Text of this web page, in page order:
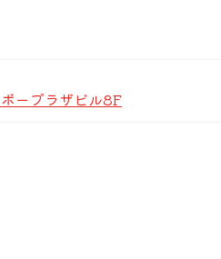
れた上質な牛肉です。
にカットし焼き上げております
ゆるシーンに最適なコース。
をお選びいただけます。
鉄板焼ならでは。
。
。
ープラザビル8F